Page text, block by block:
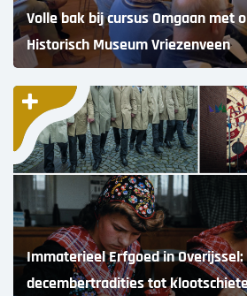
Volle bak bij cursus Omgaan met
Historisch Museum Vriezenveen
Immaterieel Erfgoed in Overijssel:
decembertradities tot